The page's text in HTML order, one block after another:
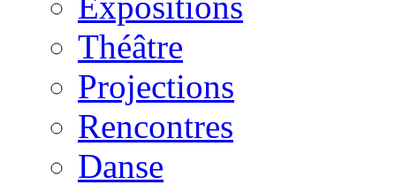
Théâtre
Projections
Rencontres
Danse